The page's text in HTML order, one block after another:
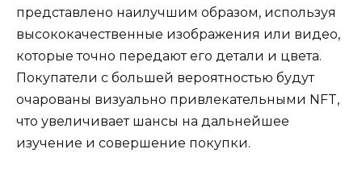
представлено наилучшим образом, используя
высококачественные изображения или видео,
которые точно передают его детали и цвета.
Покупатели с большей вероятностью будут
очарованы визуально привлекательными NFT,
что увеличивает шансы на дальнейшее
изучение и совершение покупки.